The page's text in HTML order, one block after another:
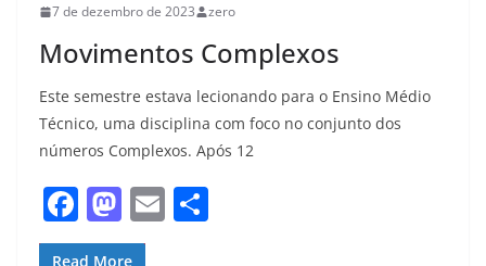
7 de dezembro de 2023 zero
Movimentos Complexos
Este semestre estava lecionando para o Ensino Médio
Técnico, uma disciplina com foco no conjunto dos
números Complexos. Após 12
F
a
M
a
E
Read More